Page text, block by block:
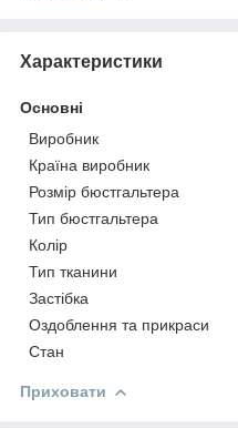
Характеристики
Основні
Виробник
Країна виробник
Розмір бюстгальтера
Тип бюстгальтера
Колір
Тип тканини
Застібка
Оздоблення та прикраси
Стан
Приховати